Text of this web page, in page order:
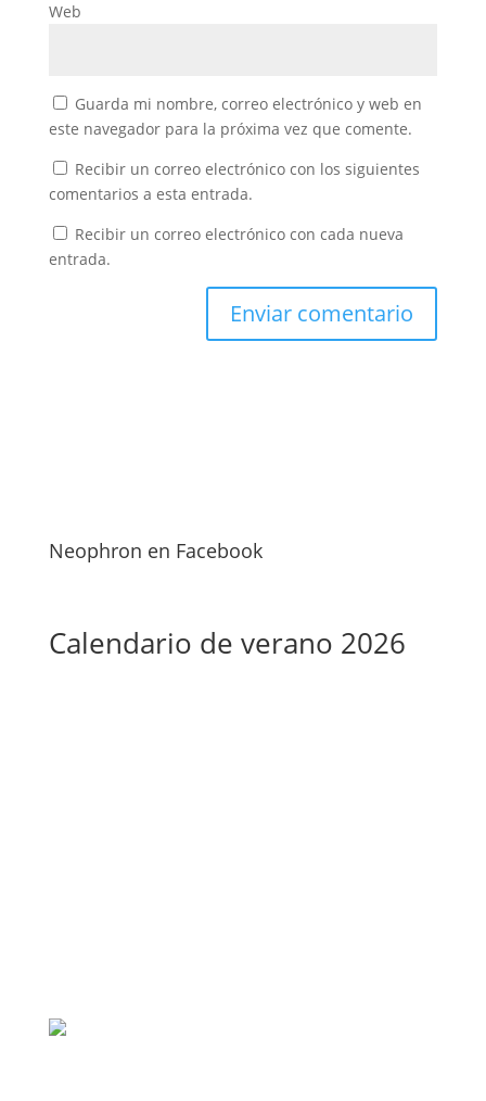
Web
Guarda mi nombre, correo electrónico y web en
este navegador para la próxima vez que comente.
Recibir un correo electrónico con los siguientes
comentarios a esta entrada.
Recibir un correo electrónico con cada nueva
entrada.
Neophron en Facebook
Calendario de verano 2026